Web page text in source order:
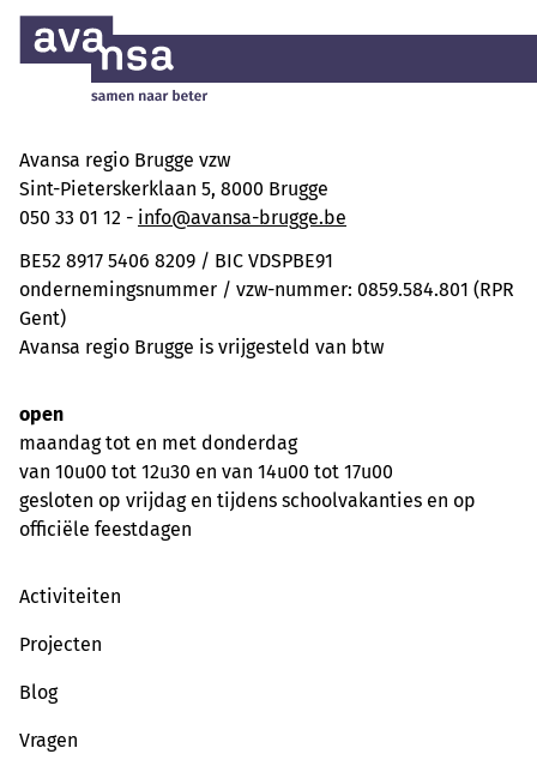
Avansa regio Brugge vzw
Sint-Pieterskerklaan 5, 8000 Brugge
050 33 01 12 - info@avansa-brugge.be
BE52 8917 5406 8209 / BIC VDSPBE91
ondernemingsnummer / vzw-nummer: 0859.584.801 (RPR
Gent)
Avansa regio Brugge is vrijgesteld van btw
open
maandag tot en met donderdag
van 10u00 tot 12u30 en van 14u00 tot 17u00
gesloten op vrijdag en tijdens schoolvakanties en op
officiële feestdagen
Activiteiten
Projecten
Blog
Vragen